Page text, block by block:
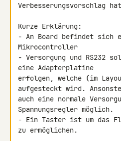
Verbesserungsvorschlag
Kurze Erklärung:
- An Board befindet sich
Mikrocontroller
- Versorgung und RS232
eine Adapterplatine
erfolgen, welche (im
aufgesteckt wird.
auch eine normale
Spannungsregler möglich.
- Ein Taster ist um das
zu ermöglichen.